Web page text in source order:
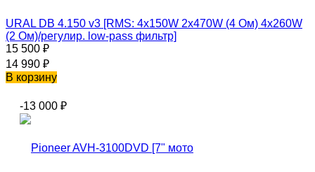
URAL DB 4.150 v3 [RMS: 4x150W 2x470W (4 Ом) 4x260W
(2 Ом)/регулир. low-pass фильтр]
15 500 ₽
14 990 ₽
В корзину
-13 000 ₽